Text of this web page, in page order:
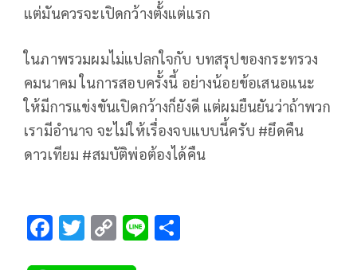
แต่มันควรจะเปิดกว้างตั้งแต่แรก
ในภาพรวมผมไม่แปลกใจกับ บทสรุปของกระทรวง
คมนาคม ในการสอบครั้งนี้ อย่างน้อยข้อเสนอแนะ
ให้มีการแข่งขันเปิดกว้างก็ยังดี แต่ผมยืนยันว่าถ้าพวก
เรามีอำนาจ จะไม่ให้เรื่องจบแบบนี้ครับ #ยึดคืน
ดาวเทียม #สมบัติพ่อต้องได้คืน
F T C Li